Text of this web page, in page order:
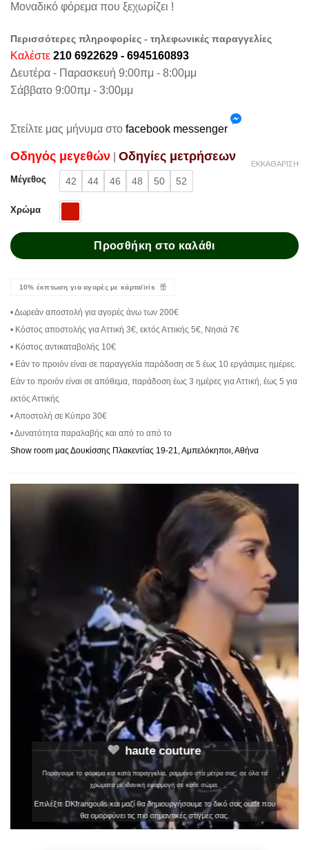
Μοναδικό φόρεμα που ξεχωρίζει !
Περισσότερες πληροφορίες - τηλεφωνικές παραγγελίες
Καλέστε 210 6922629 - 6945160893
Δευτέρα - Παρασκευή 9:00πμ - 8:00μμ
Σάββατο 9:00πμ - 3:00μμ
Στείλτε μας μήνυμα στο facebook messenger
Oδηγός μεγεθών Oδηγίες μετρήσεων
Μέγεθος 42 44 46 48 50 52
Χρώμα
ΕΚΚΑΘΆΡΙΣΗ
Προσθήκη στο καλάθι
10% έκπτωση για αγορές με κάρτα/iris
• Δωρεάν αποστολή για αγορές άνω των 200€
• Κόστος αποστολής για Αττική 3€, εκτός Αττικής 5€, Νησιά 7€
• Κόστος αντικαταβολής 10€
• Εάν το προιόν είναι σε παραγγελία παράδοση σε 5 έως 10 εργάσιμες ημέρες.
Εάν το προιόν είναι σε απόθεμα, παράδοση έως 3 ημέρες για Αττική, έως 5 για
εκτός Αττικής
• Αποστολή σε Κύπρο 30€
• Δυνατότητα παραλαβής και από το από το
Show room μας Δουκίσσης Πλακεντίας 19-21, Αμπελόκηποι, Αθήνα
haute couture
Παράγουμε το φόρεμα και κατά παραγγελία, ραμμένο στα μέτρα σας, σε όλα τα
χρώματα με ιδανική εφαρμογή σε κάθε σώμα.
Επιλέξτε DKfrangoulis και μαζί θα δημιουργήσουμε το δικό σας outfit που
θα ομορφύνει τις πιο σημαντικές στιγμές σας.